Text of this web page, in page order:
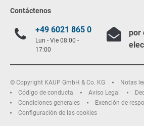
Contáctenos
+49 6021 865 0
Lun - Vie 08:00 -
17:00
por
© Copyright KAUP GmbH & Co. KG
Notas
Código de conducta
Aviso Legal
Condiciones generales
Exención de
Configuración de las cookies